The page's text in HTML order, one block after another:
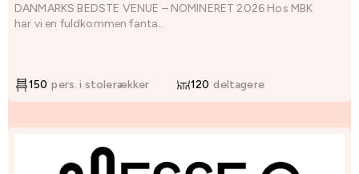
DANMARKS BEDSTE VENUE – NOMINERET 2026 Hos MBK
har vi en fuldkommen fanta...
150 pers. i stolerækker 120 deltagere